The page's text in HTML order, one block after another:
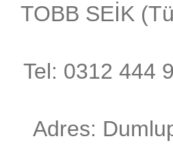
TOBB SEİK
Tel: 0312 444
Adres: